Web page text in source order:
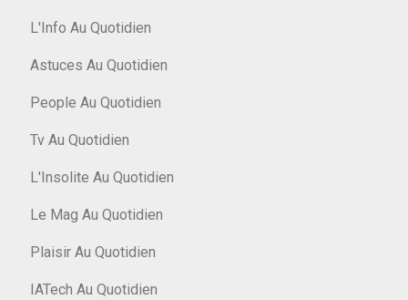
L'Info Au Quotidien
Astuces Au Quotidien
People Au Quotidien
Tv Au Quotidien
L'Insolite Au Quotidien
Le Mag Au Quotidien
Plaisir Au Quotidien
IATech Au Quotidien